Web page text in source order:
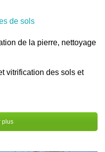
de sols
de la pierre, nettoyage
vitrification des sols et
plus